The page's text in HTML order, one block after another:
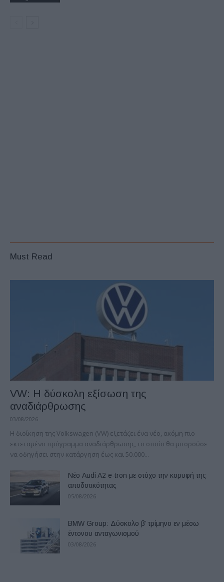
Must Read
VW: Η δύσκολη εξίσωση της
αναδιάρθρωσης
03/08/2026
Η διοίκηση της Volkswagen (VW) εξετάζει ένα νέο, ακόμη πιο
εκτεταμένο πρόγραμμα αναδιάρθρωσης, το οποίο θα μπορούσε
να οδηγήσει στην κατάργηση έως και 50.000...
Νέο Audi A2 e-tron με στόχο την κορυφή της
αποδοτικότητας
05/08/2026
BMW Group: Δύσκολο β’ τρίμηνο εν μέσω
έντονου ανταγωνισμού
03/08/2026